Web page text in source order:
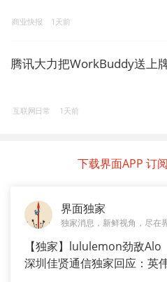
商业快报 1天前
腾讯大力把WorkBuddy送上
互联网日常 1天前
下载界面APP 订
界面独家
独家消息，新鲜视角，尽在
【独家】lululemon劲敌Alo
深圳佳贤通信独家回应：英